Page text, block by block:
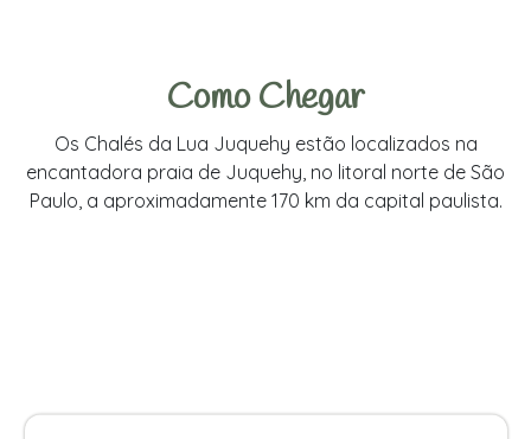
Como Chegar
Os Chalés da Lua Juquehy estão localizados na
encantadora praia de Juquehy, no litoral norte de São
Paulo, a aproximadamente 170 km da capital paulista.